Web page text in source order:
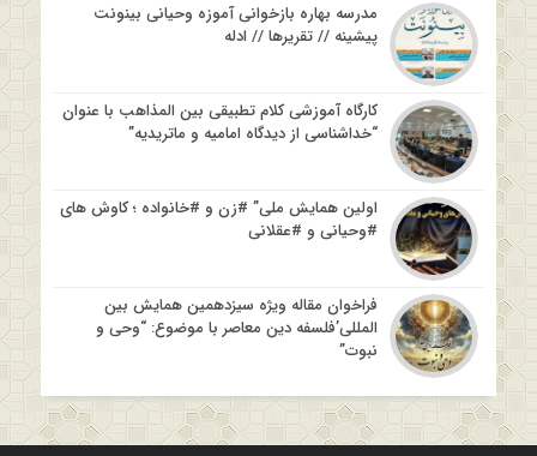
مدرسه بهاره بازخوانی آموزه وحیانی بینونت
پیشینه // تقریرها // ادله
کارگاه آموزشی کلام تطبیقی بین المذاهب با عنوان
“خداشناسی از دیدگاه امامیه و ماتریدیه”
اولین همایش ملی” #زن و #خانواده ؛ کاوش های
#وحیانی و #عقلانی
فراخوان مقاله ویژه سیزدهمین همایش بین
المللی’فلسفه دین معاصر با موضوع: “وحی و
نبوت”